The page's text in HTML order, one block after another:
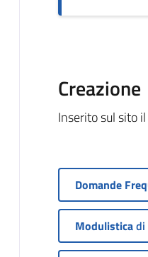
Creazione
Inserito sul sito il
Domande
Modulisticadi